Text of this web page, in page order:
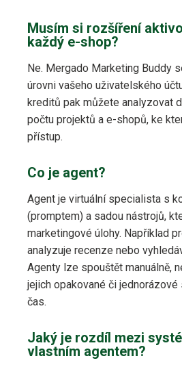
Musím si rozšíření
každý e-shop?
Ne. Mergado Marketing Buddy
úrovni vašeho uživatelského
kreditů pak můžete analyzovat
počtu projektů a e-shopů, ke
přístup.
Co je agent?
Agent je virtuální specialista s
(promptem) a sadou nástrojů,
marketingové úlohy. Například
analyzuje recenze nebo
Agenty lze spouštět manuálně,
jejich opakované či
čas.
Jaký je rozdíl mezi
vlastním agentem?